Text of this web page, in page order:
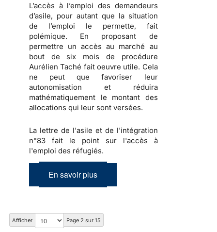
L’accès à l’emploi des demandeurs
d’asile, pour autant que la situation
de l’emploi le permette, fait
polémique. En proposant de
permettre un accès au marché au
bout de six mois de procédure
Aurélien Taché fait oeuvre utile. Cela
ne peut que favoriser leur
autonomisation et réduira
mathématiquement le montant des
allocations qui leur sont versées.
La lettre de l'asile et de l'intégration
n°83 fait le point sur l'accès à
l'emploi des réfugiés.
En savoir plus
Afficher Page 2 sur 15